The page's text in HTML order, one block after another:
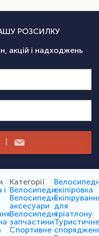
РОЗСИЛКУ
акцій і надходжень
|
Категорії
Велосипеди
Велосипедні
аксесуари
Велосипедні
запчастини
Спортивне
екіпіровка
для
тріатлону